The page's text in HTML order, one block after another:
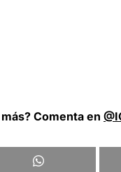
Comenta en